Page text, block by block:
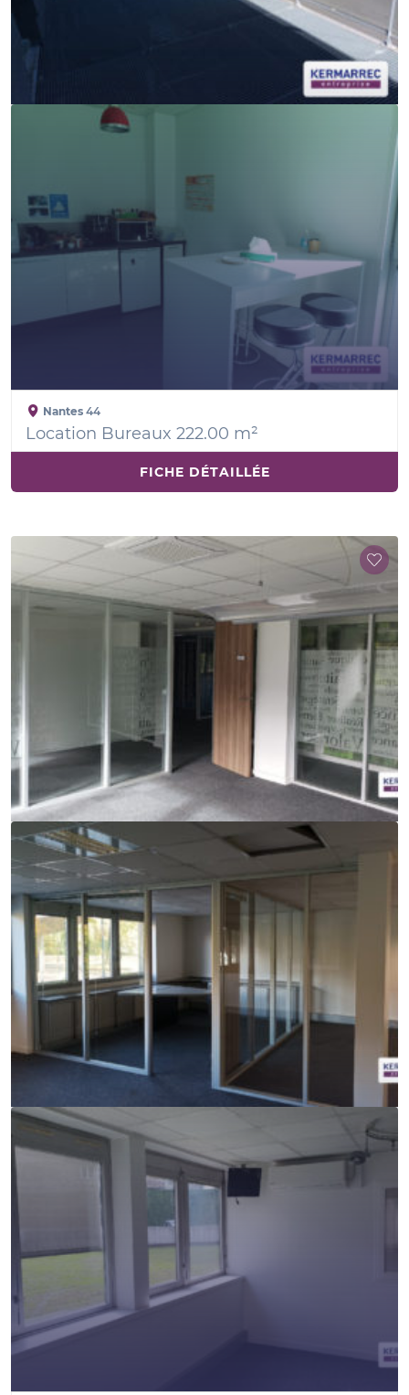
Nantes 44
Location Bureaux 222.00 m²
FICHE DÉTAILLÉE